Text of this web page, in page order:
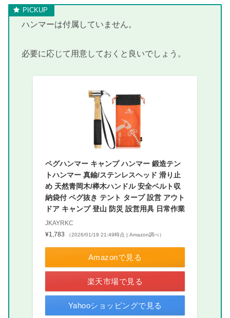
ハンマーは付属していません。
必要に応じて用意しておくと良いでしょう。
ペグハンマー キャンプ ハンマー 鍛造テン
トハンマー 真鍮/ステンレスヘッド 滑り止
め 天然青岡木/榉木ハンドル 安全ベルト収
納袋付 ペグ抜き テント タープ 設営 アウト
ドア キャンプ 登山 防災 設営用具 日常作業
JKAYRKC
¥1,783
（2026/01/19 21:49時点 | Amazon調べ）
Amazonで見る
楽天市場で見る
Yahooショッピングで見る